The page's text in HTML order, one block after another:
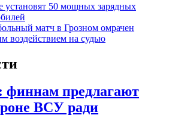
установят 50 мощных зарядных
матч в Грозном омрачен
воздействием на судью
финнам предлагают
ВСУ ради